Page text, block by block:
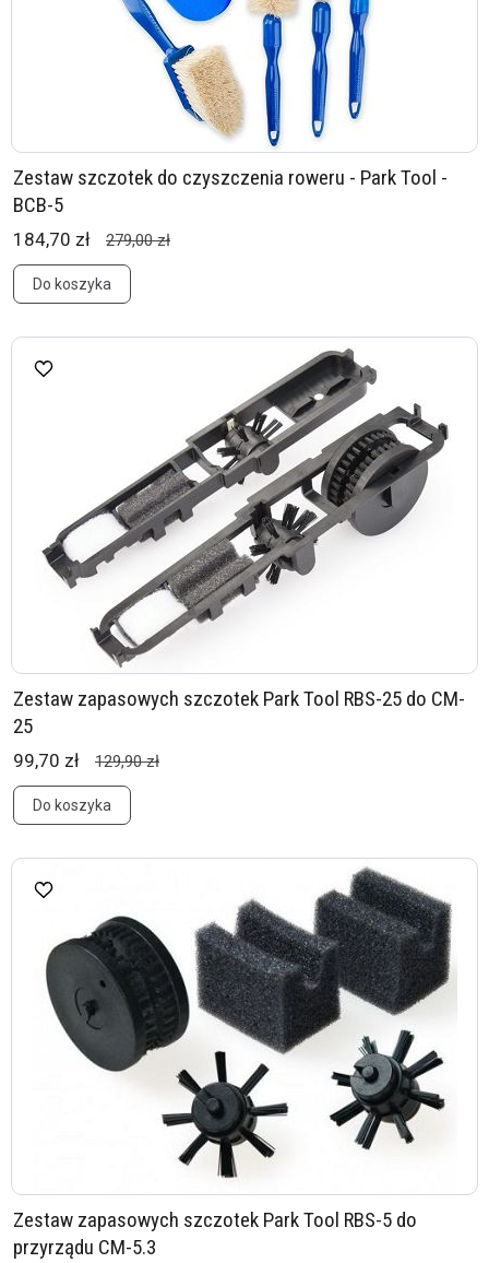
Zestaw szczotek do czyszczenia roweru - Park Tool -
BCB-5
184,70 zł 279,00 zł
Do koszyka
Zestaw zapasowych szczotek Park Tool RBS-25 do CM-
25
99,70 zł 129,90 zł
Do koszyka
Zestaw zapasowych szczotek Park Tool RBS-5 do
przyrządu CM-5.3